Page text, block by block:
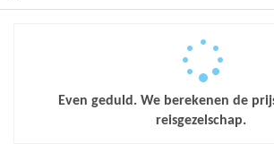
Even geduld. We berekenen de
reisgezelschap.